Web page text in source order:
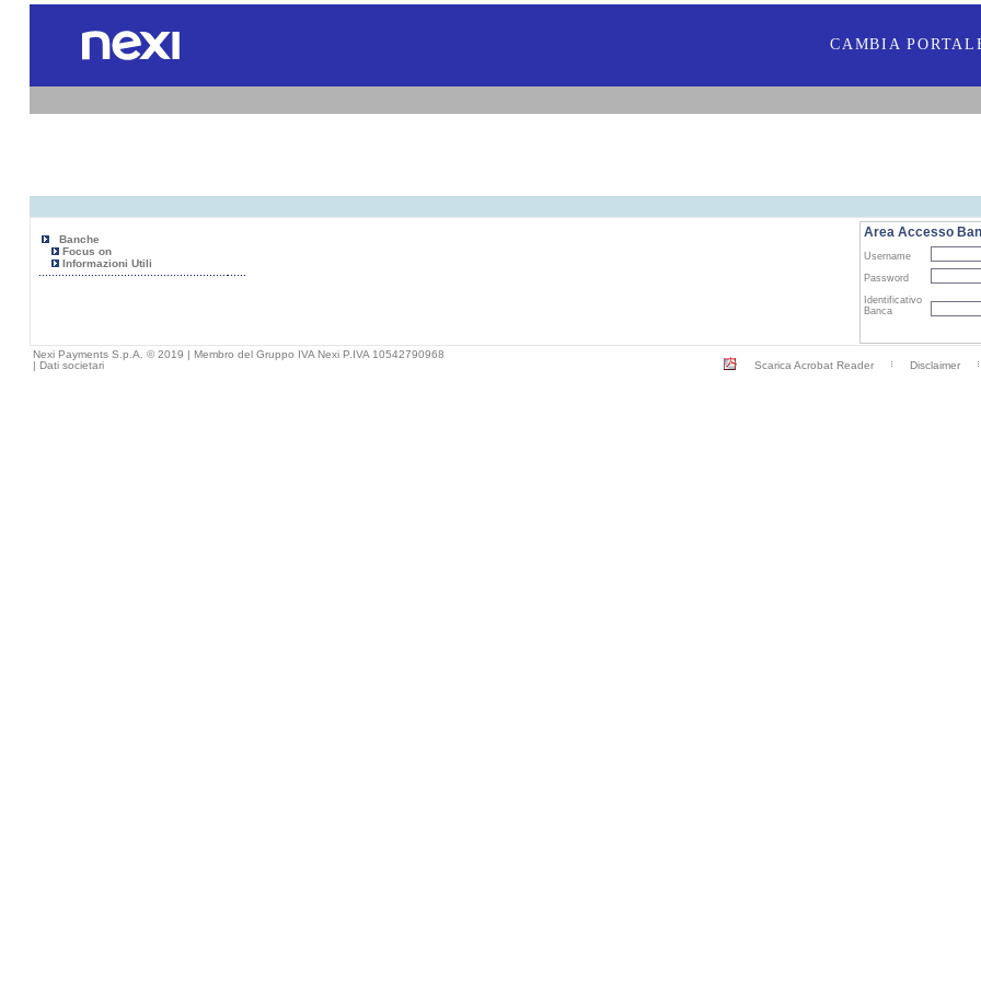
CAMBIA
Banche
Focus on
Informazioni Utili
Area Accesso
Username
Password
Identificativo
Banca
Nexi Payments S.p.A. © 2019 | Membro del Gruppo IVA Nexi P.IVA 10542790968
| Dati societari Scarica Acrobat Reader Disclaimer